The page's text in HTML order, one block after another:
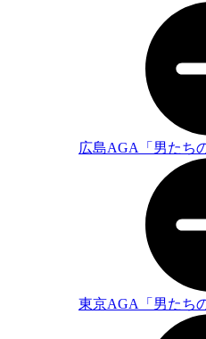
広島AGA「男たち
東京AGA「男たち